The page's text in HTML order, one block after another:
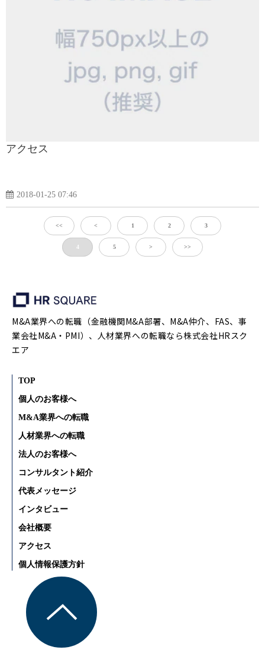
アクセス
2018-01-25 07:46
<< < 1 2 3
4 5 > >>
M&A業界への転職（金融機関M&A部署、M&A仲介、FAS、事
業会社M&A・PMI）、人材業界への転職なら株式会社HRスク
エア
TOP
個人のお客様へ
M&A業界への転職
人材業界への転職
法人のお客様へ
コンサルタント紹介
代表メッセージ
インタビュー
会社概要
アクセス
個人情報保護方針